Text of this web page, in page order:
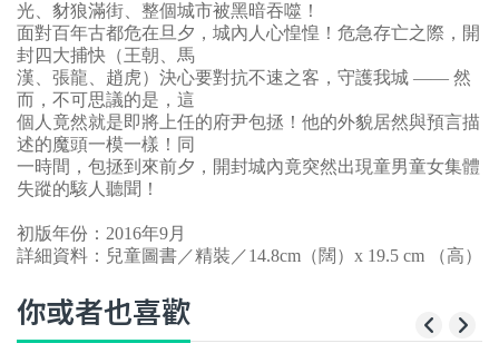
光、豺狼滿街、整個城市被黑暗吞噬！
面對百年古都危在旦夕，城內人心惶惶！危急存亡之際，開
封四大捕快（王朝、馬
漢、張龍、趙虎）決心要對抗不速之客，守護我城 —— 然
而，不可思議的是，這
個人竟然就是即將上任的府尹包拯！他的外貌居然與預言描
述的魔頭一模一樣！同
一時間，包拯到來前夕，開封城內竟突然出現童男童女集體
失蹤的駭人聽聞！
初版年份：2016年9月
詳細資料：兒童圖書／精裝／14.8cm（闊）x 19.5 cm （高）
你或者也喜歡